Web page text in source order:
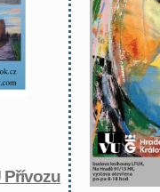
Přívozu